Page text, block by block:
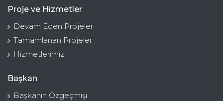
Proje ve Hizmetler
Devam Eden Projeler
Tamamlanan Projeler
Hizmetlerimiz
Başkan
Başkanın Özgeçmişi